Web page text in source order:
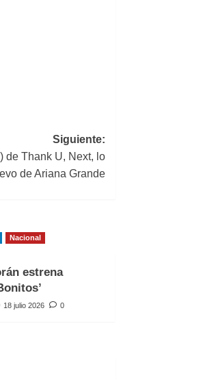
Siguiente:
de Thank U, Next, lo
de Ariana Grande
Nacional
estrena
18 julio 2026 0